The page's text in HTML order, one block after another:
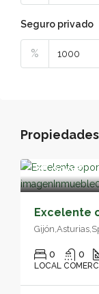
Seguro privado
%
26,000€
0 0
LOCAL